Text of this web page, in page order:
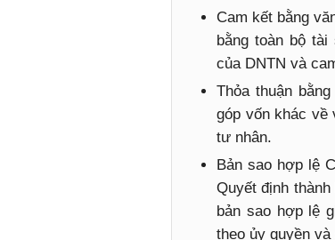
Cam kết bằng
bằng toàn bộ
của DNTN và
Thỏa thuận
góp vốn khác về
tư nhân.
Bản sao hợp lệ
Quyết định
bản sao hợp lệ
theo ủy quyền